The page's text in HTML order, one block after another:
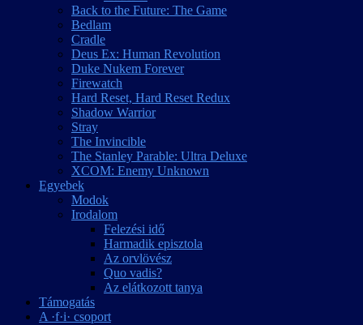
Back to the Future: The Game
Bedlam
Cradle
Deus Ex: Human Revolution
Duke Nukem Forever
Firewatch
Hard Reset, Hard Reset Redux
Shadow Warrior
Stray
The Invincible
The Stanley Parable: Ultra Deluxe
XCOM: Enemy Unknown
Egyebek
Modok
Irodalom
Felezési idő
Harmadik episztola
Az orvlövész
Quo vadis?
Az elátkozott tanya
Támogatás
A ·f·i· csoport